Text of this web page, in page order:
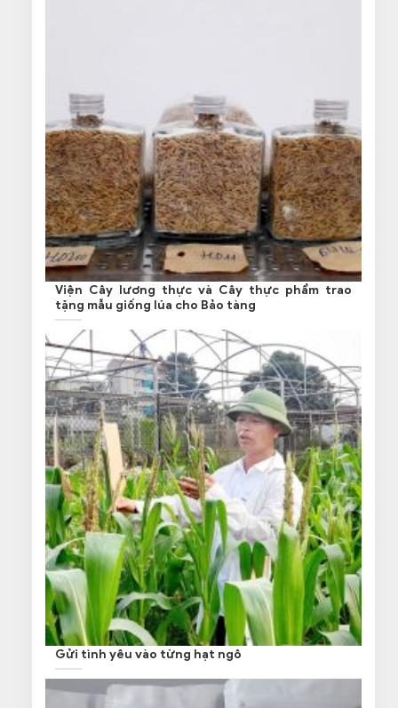
Viện Cây lương thực và Cây thực phẩm trao
tặng mẫu giống lúa cho Bảo tàng
Gửi tình yêu vào từng hạt ngô